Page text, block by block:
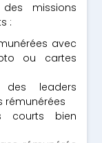
missions
:
avec
ou cartes
leaders
rémunérées
courts bien